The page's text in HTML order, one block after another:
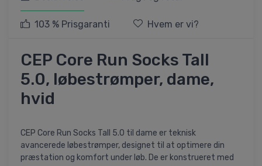
103 % Prisgaranti Hvem er vi?
CEP Core Run Socks Tall
5.0, løbestrømper, dame,
hvid
CEP Core Run Socks Tall 5.0 til dame er teknisk
avancerede løbestrømper, designet til at optimere din
præstation og komfort under løb. De er konstrueret med